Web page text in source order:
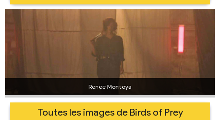
Renee Montoya
Toutes les images de Birds of Prey